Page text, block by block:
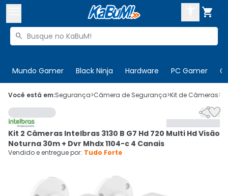

Buscar produtos

Mundo Gamer Black Ninja Hardware PC Gamer
 Olá. Acesse sua conta
 Departamentos
Cupons
Ativar tradutor em libras
CADASTRE-SE
Você está em:Segurança>Câmera de Segurança>Kit de Câmeras>

Kit 2 Câmeras Intelbras 3130 B G7 Hd 720 Multi Hd Visão
Noturna 30m + Dvr Mhdx 1104-c 4 Canais
Vendido e entregue por: Tudo Forte